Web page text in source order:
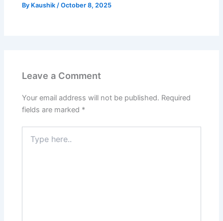
By Kaushik /October 8, 2025
Leave a Comment
Your email address will not be published. Required
fields are marked *
here..